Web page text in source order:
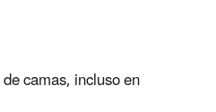
camas, incluso en